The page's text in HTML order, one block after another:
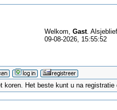
Welkom, Gast.
09-08-2026, 15:55:52
Het beste kunt u na